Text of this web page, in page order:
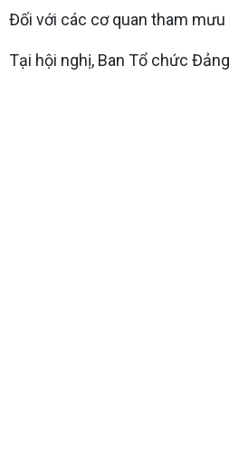
Đối với các cơ quan tham
Tại hội nghị, Ban Tổ chức